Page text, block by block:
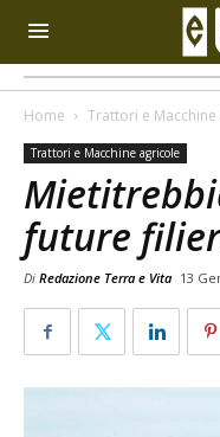
Home Trattori e
Trattori e Macchine agricole
future
Di Redazione Terra e Vita 13